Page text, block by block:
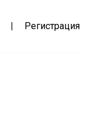
| Регистрация